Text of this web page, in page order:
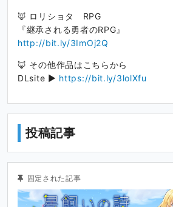
🦊 ロリショタ RPG
『継承される勇者のRPG』
http://bit.ly/3ImOj2Q
🦊 その他作品はこちらから
DLsite ▶ https://bit.ly/3lolXfu
投稿記事
固定された記事